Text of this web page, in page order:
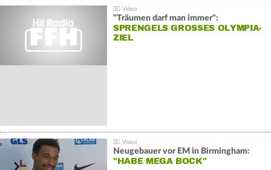
"Träumen darf man immer":
SPRENGELS GROSSES OLYMPIA-Z
IEL
Neugebauer vor EM in Birmingham:
"HABE MEGA BOCK"